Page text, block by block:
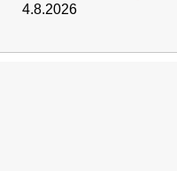
4.8.2026